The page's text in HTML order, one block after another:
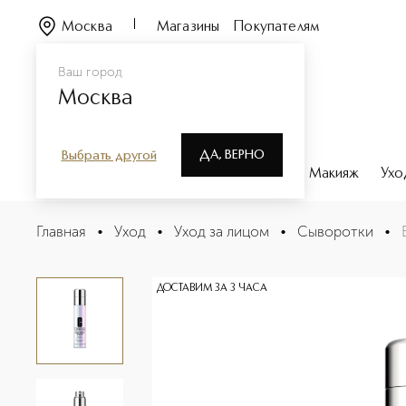
Ваш город
Москва
Выбрать другой ДА, ВЕРНО
Москва Магазины Покупателям
Парфюмерия Макияж
Even Better Clinical Dark Spot Clearing Serum
Описание
Главная • Уход • Уход за лицом • Сыворотки •
ДОСТАВИМ ЗА 3 ЧАСА